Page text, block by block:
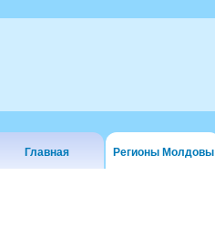
Главная Регионы Молдовы